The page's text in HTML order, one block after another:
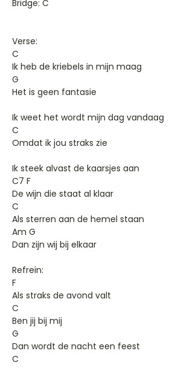
Bridge: C
Verse:
C
Ik heb de kriebels in mijn maag
G
Het is geen fantasie
Ik weet het wordt mijn dag vandaag
C
Omdat ik jou straks zie
Ik steek alvast de kaarsjes aan
C7 F
De wijn die staat al klaar
C
Als sterren aan de hemel staan
Am G
Dan zijn wij bij elkaar
Refrein:
F
Als straks de avond valt
C
Ben jij bij mij
G
Dan wordt de nacht een feest
C